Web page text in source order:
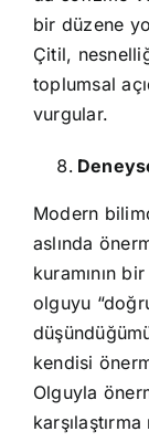
bir düzene
Çitil,
toplumsal
vurgular.
Modern
aslında
kuramının
olguyu
kendisi
Olguyla